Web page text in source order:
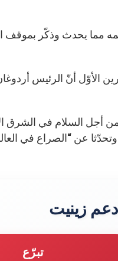
مما يحدث وذكّر بموقف
الحكومة التركية صباح يوم 26
وتحدّثا عن “الصراع في
إدعم زينيت
تبرّع